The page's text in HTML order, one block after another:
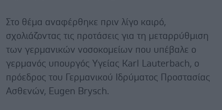
Στο θέμα αναφέρθηκε πριν λίγο καιρό,
σχολιάζοντας τις προτάσεις για τη μεταρρύθμιση
των γερμανικών νοσοκομείων που υπέβαλε ο
γερμανός υπουργός Υγείας Karl Lauterbach, ο
πρόεδρος του Γερμανικού Ιδρύματος Προστασίας
Ασθενών, Eugen Brysch.